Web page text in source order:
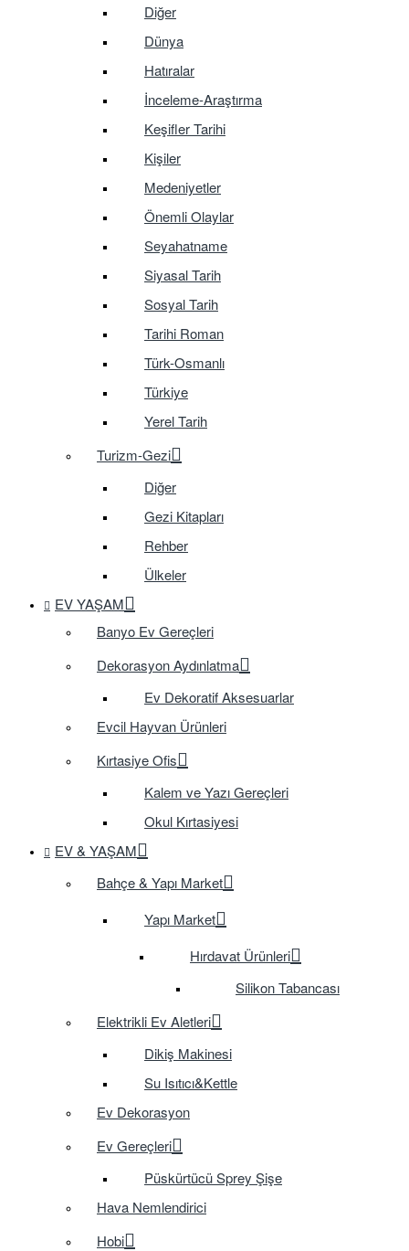
Diğer
Dünya
Hatıralar
İnceleme-Araştırma
Keşifler Tarihi
Kişiler
Medeniyetler
Önemli Olaylar
Seyahatname
Siyasal Tarih
Sosyal Tarih
Tarihi Roman
Türk-Osmanlı
Türkiye
Yerel Tarih
Turizm-Gezi
Diğer
Gezi Kitapları
Rehber
Ülkeler
EV YAŞAM
Banyo Ev Gereçleri
Dekorasyon Aydınlatma
Ev Dekoratif Aksesuarlar
Evcil Hayvan Ürünleri
Kırtasiye Ofis
Kalem ve Yazı Gereçleri
Okul Kırtasiyesi
EV & YAŞAM
Bahçe & Yapı Market
Yapı Market
Hırdavat Ürünleri
Silikon Tabancası
Elektrikli Ev Aletleri
Dikiş Makinesi
Su Isıtıcı&Kettle
Ev Dekorasyon
Ev Gereçleri
Püskürtücü Sprey Şişe
Hava Nemlendirici
Hobi